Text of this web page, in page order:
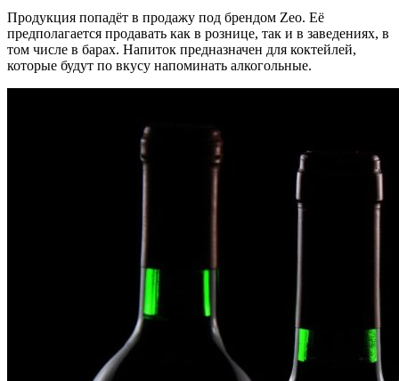
Продукция попадёт в продажу под брендом Zeo. Её
предполагается продавать как в рознице, так и в заведениях, в
том числе в барах. Напиток предназначен для коктейлей,
которые будут по вкусу напоминать алкогольные.